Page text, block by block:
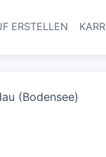
ERSTELLEN
(Bodensee)